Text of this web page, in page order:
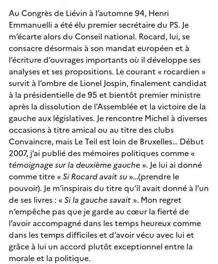
Au Congrès de Liévin à l’automne 94, Henri
Emmanuelli a été élu premier secrétaire du PS. Je
m’écarte alors du Conseil national. Rocard, lui, se
consacre désormais à son mandat européen et à
l’écriture d’ouvrages importants où il développe ses
analyses et ses propositions. Le courant « rocardien »
survit à l’ombre de Lionel Jospin, finalement candidat
à la présidentielle de 95 et bientôt premier ministre
après la dissolution de l’Assemblée et la victoire de la
gauche aux législatives. Je rencontre Michel à diverses
occasions à titre amical ou au titre des clubs
Convaincre, mais Le Teil est loin de Bruxelles… Début
2007, j’ai publié des mémoires politiques comme «
témoignage sur la deuxième gauche ». Je lui ai donné
comme titre «Si Rocard avait su »…(prendre le
pouvoir). Je m’inspirais du titre qu’il avait donné à l’un
de ses livres : «Si la gauche savait». Mon regret
n’empêche pas que je garde au cœur la fierté de
l’avoir accompagné dans les temps heureux comme
dans les temps difficiles et d’avoir vécu avec lui et
grâce à lui un accord plutôt exceptionnel entre la
morale et la politique.